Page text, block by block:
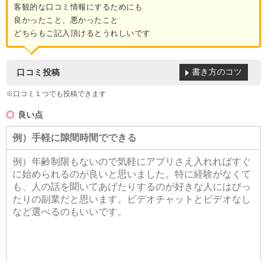
客観的な口コミ情報にするためにも
良かったこと、悪かったこと
どちらもご記入頂けるとうれしいです
口コミ投稿
※口コミ１つでも投稿できます
書き方のコツ
良い点